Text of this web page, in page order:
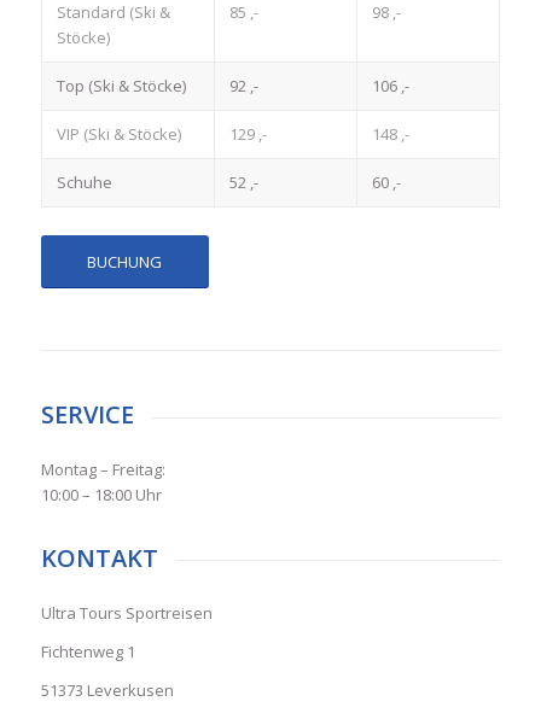
Standard (Ski &
Stöcke)
85 ,- 98 ,-
Top (Ski & Stöcke) 92 ,- 106 ,-
VIP (Ski & Stöcke) 129 ,- 148 ,-
Schuhe 52 ,- 60 ,-
BUCHUNG
SERVICE
Montag – Freitag:
10:00 – 18:00 Uhr
KONTAKT
Ultra Tours Sportreisen
Fichtenweg 1
51373 Leverkusen